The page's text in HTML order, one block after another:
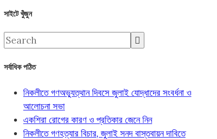
সাইটে খুঁজুন
সর্বাধিক পঠিত
নিকলীতে গণঅভ্যুত্থান দিবসে জুলাই যোদ্ধাদের সংবর্ধনা ও
আলোচনা সভা
একশিরা রোগের কারণ ও প্রতিকার জেনে নিন
নিকলীতে গণহত্যার বিচার, জুলাই সনদ বাস্তবায়ন দাবিতে